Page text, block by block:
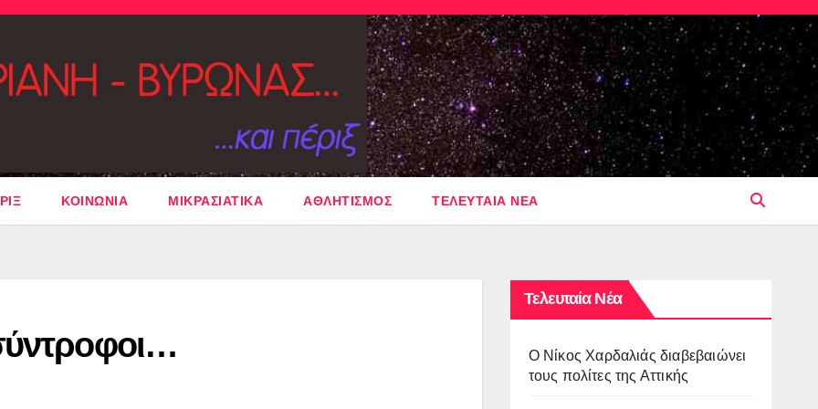
ΚΟΙΝΩΝΙΑ ΜΙΚΡΑΣΙΑΤΙΚΑ ΑΘΛΗΤΙΣΜΟΣ ΤΕΛΕΥΤΑΙΑ ΝΕΑ
Τελευταία Νέα
O Νίκος Χαρδαλιάς διαβεβαιώνει
τους πολίτες της Αττικής